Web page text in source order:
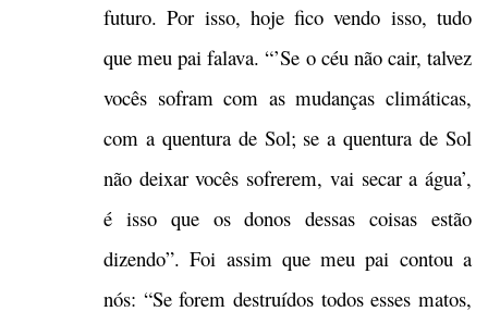
futuro. Por isso, hoje fico vendo isso, tudo
que meu pai falava. “’Se o céu não cair, talvez
vocês sofram com as mudanças climáticas,
com a quentura de Sol; se a quentura de Sol
não deixar vocês sofrerem, vai secar a água’,
é isso que os donos dessas coisas estão
dizendo”. Foi assim que meu pai contou a
nós: “Se forem destruídos todos esses matos,